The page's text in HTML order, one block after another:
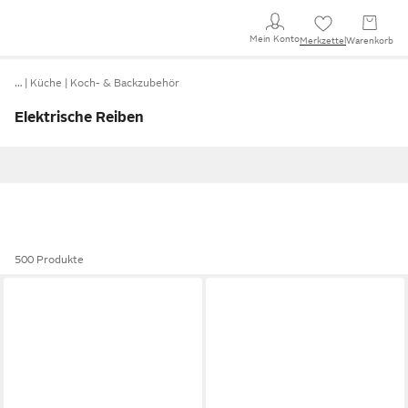
Mein KontoMerkzettel Warenkorb
… Küche Koch- & Backzubehör
Elektrische Reiben
500 Produkte